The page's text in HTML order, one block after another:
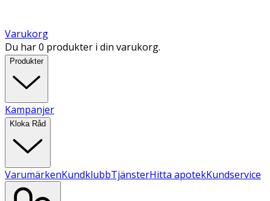
Varukorg
Du har 0 produkter i din varukorg.
Produkter
Kampanjer
Kloka Råd
VarumärkenKundklubbTjänsterHitta apotekKundservice